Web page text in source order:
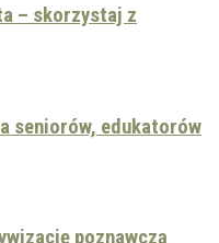
– skorzystaj z
seniorów, edukatorów
poznawczą